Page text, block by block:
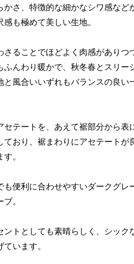
かさ、特徴的な細かなシワ感など
も極めて美しい生地。
さることでほどよく肉感がありつ
ふんわり暖かで、秋冬春とスリー
と風合いいずれもバランスの良い
セテートを、あえて裾部分から表
ており、裾まわりにアセテートが
。
も便利に合わせやすいダークグレ
。
ントとしても素晴らしく、シック
います。